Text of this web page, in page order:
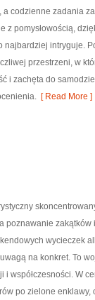
a codzienne zadania
z pomysłowością,
najbardziej intryguje.
przestrzeni, w
i zachęta do
[ Read More ]
poznawanie
wycieczek
na konkret. To
i współczesności. W
po zielone